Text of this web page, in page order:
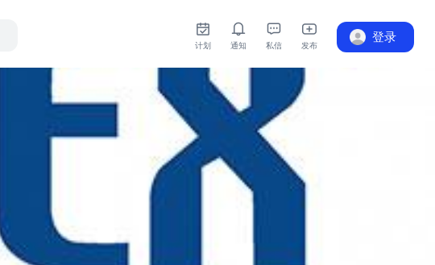
计划 通知 私信 发布
登录